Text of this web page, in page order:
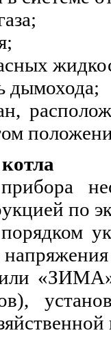
дымохода;
по
«ЗИМА»,